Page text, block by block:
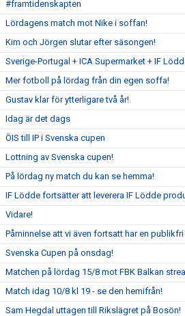
#framtidenskapten
Lördagens match mot Nike i soffan!
Kim och Jörgen slutar efter säsongen!
Sverige-Portugal + ICA Supermarket + IF
Mer fotboll på lördag från din egen soffa!
Gustav klar för ytterligare två år!
Idag är det dags
ÖIS till IP i Svenska cupen
Lottning av Svenska cupen!
På lördag ny match du kan se hemma!
IF Lödde fortsätter att leverera IF Lödde
Vidare!
Påminnelse att vi även fortsatt har en publikfri
Svenska Cupen på onsdag!
Matchen på lördag 15/8 mot FBK Balkan
Match idag 10/8 kl 19 - se den hemifrån!
Sam Hegdal uttagen till Rikslägret på Bosön!